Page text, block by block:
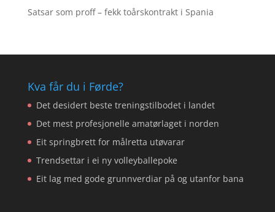
Satsar som proff – fekk toårskontrakt i Spania
Kva får du i Førde?
Det desidert beste treningstilbodet i landet
Det mest profesjonelle amatørlaget i norden
Eit springbrett for målretta utøvarar
Trendsettar i ei ny volleyballepoke
Eit lag med gode grunnverdiar på og utanfor bana